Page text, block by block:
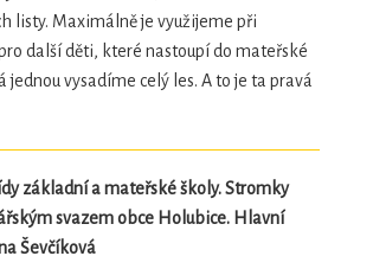
listy. Maximálně je využijeme při
další děti, které nastoupí do mateřské
vysadíme celý les. A to je ta pravá
základní a mateřské školy. Stromky
svazem obce Holubice. Hlavní
Ševčíková